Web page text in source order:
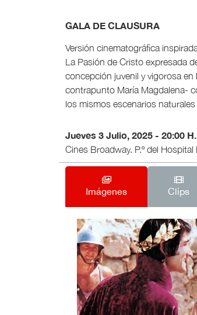
GALA DE CLAUSURA
Versión cinematográfica
La Pasión de Cristo expresada
concepción juvenil y vigorosa
contrapunto María Magdalena-
los mismos escenarios
Jueves 3 Julio, 2025 - 20:00 H.
Cines Broadway. P.º del
Imágenes Clips